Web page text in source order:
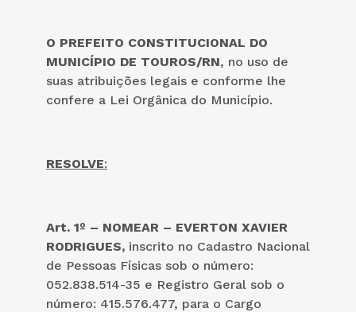
O PREFEITO CONSTITUCIONAL DO
MUNICÍPIO DE TOUROS/RN, no uso de
suas atribuições legais e conforme lhe
confere a Lei Orgânica do Município.
RESOLVE:
Art. 1º – NOMEAR – EVERTON XAVIER
RODRIGUES, inscrito no Cadastro Nacional
de Pessoas Físicas sob o número:
052.838.514-35 e Registro Geral sob o
número: 415.576.477, para o Cargo